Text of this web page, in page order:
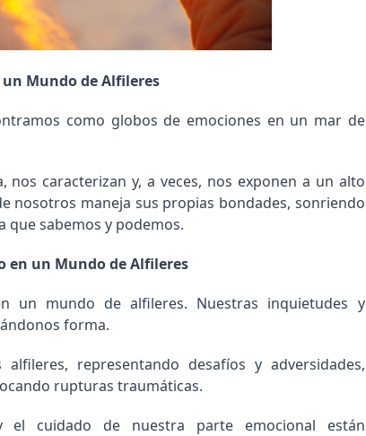
Mundo de Alfileres
como globos de emociones en un mar de
nos caracterizan y, a veces, nos exponen a un alto
nosotros maneja sus propias bondades, sonriendo
que sabemos y podemos.
en un Mundo de Alfileres
un mundo de alfileres. Nuestras inquietudes y
forma.
representando desafíos y adversidades,
rupturas traumáticas.
el cuidado de nuestra parte emocional están